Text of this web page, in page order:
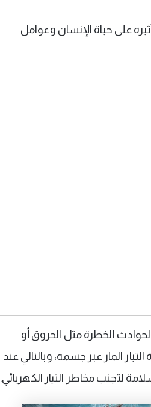
على حياة الإنسان وعوامل
الخطرة مثل الحروق أو
المار عبر جسمه، وبالتالي عند
لتجنب مخاطر التيار الكهربائي.